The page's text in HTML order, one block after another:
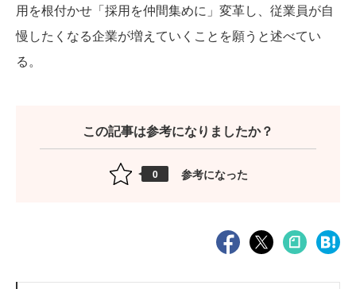
用を根付かせ「採用を仲間集めに」変革し、従業員が自
慢したくなる企業が増えていくことを願うと述べてい
る。
この記事は参考になりましたか？
0 参考になった